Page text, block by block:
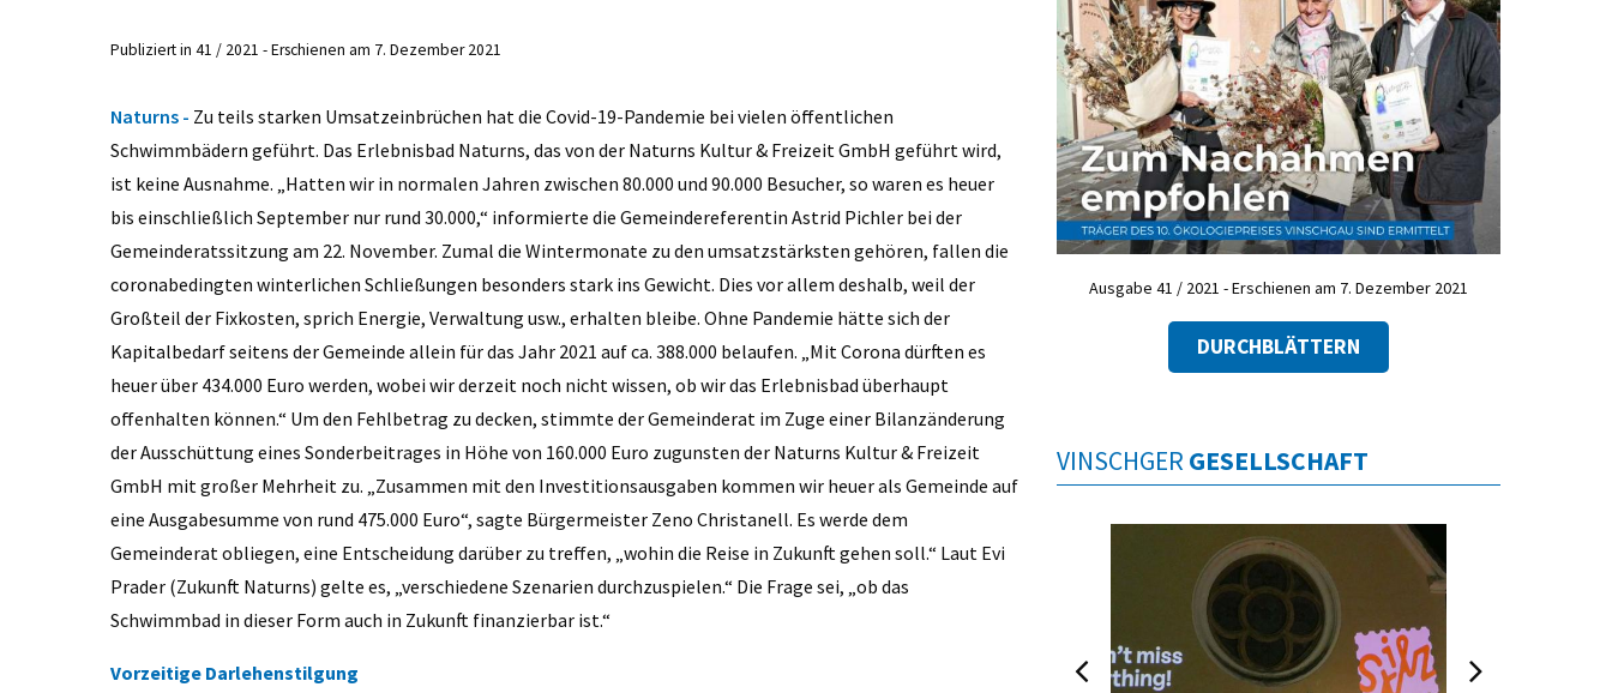
Publiziert in 41 / 2021 - Erschienen am 7. Dezember 2021
Naturns - Zu teils starken Umsatzeinbrüchen hat die Covid-19-Pandemie bei vielen öffentlichen
Schwimmbädern geführt. Das Erlebnisbad Naturns, das von der Naturns Kultur & Freizeit GmbH geführt wird,
ist keine Ausnahme. „Hatten wir in normalen Jahren zwischen 80.000 und 90.000 Besucher, so waren es heuer
bis einschließlich September nur rund 30.000,“ informierte die Gemeindereferentin Astrid Pichler bei der
Gemeinderatssitzung am 22. November. Zumal die Wintermonate zu den umsatzstärksten gehören, fallen die
coronabedingten winterlichen Schließungen besonders stark ins Gewicht. Dies vor allem deshalb, weil der
Großteil der Fixkosten, sprich Energie, Verwaltung usw., erhalten bleibe. Ohne Pandemie hätte sich der
Kapitalbedarf seitens der Gemeinde allein für das Jahr 2021 auf ca. 388.000 belaufen. „Mit Corona dürften es
heuer über 434.000 Euro werden, wobei wir derzeit noch nicht wissen, ob wir das Erlebnisbad überhaupt
offenhalten können.“ Um den Fehlbetrag zu decken, stimmte der Gemeinderat im Zuge einer Bilanzänderung
der Ausschüttung eines Sonderbeitrages in Höhe von 160.000 Euro zugunsten der Naturns Kultur & Freizeit
GmbH mit großer Mehrheit zu. „Zusammen mit den Investitionsausgaben kommen wir heuer als Gemeinde auf
eine Ausgabesumme von rund 475.000 Euro“, sagte Bürgermeister Zeno Christanell. Es werde dem
Gemeinderat obliegen, eine Entscheidung darüber zu treffen, „wohin die Reise in Zukunft gehen soll.“ Laut Evi
Prader (Zukunft Naturns) gelte es, „verschiedene Szenarien durchzuspielen.“ Die Frage sei, „ob das
Schwimmbad in dieser Form auch in Zukunft finanzierbar ist.“
Vorzeitige Darlehenstilgung
Ausgabe 41 / 2021 - Erschienen am 7. Dezember 2021
DURCHBLÄTTERN
VINSCHGER GESELLSCHAFT